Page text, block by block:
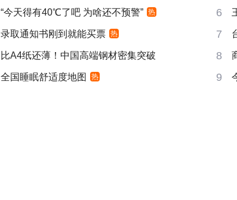
“今天得有40℃了吧 为啥还不预警” 热 6
录取通知书刚到就能买票 热 7
比A4纸还薄！中国高端钢材密集突破 8
全国睡眠舒适度地图 热 9